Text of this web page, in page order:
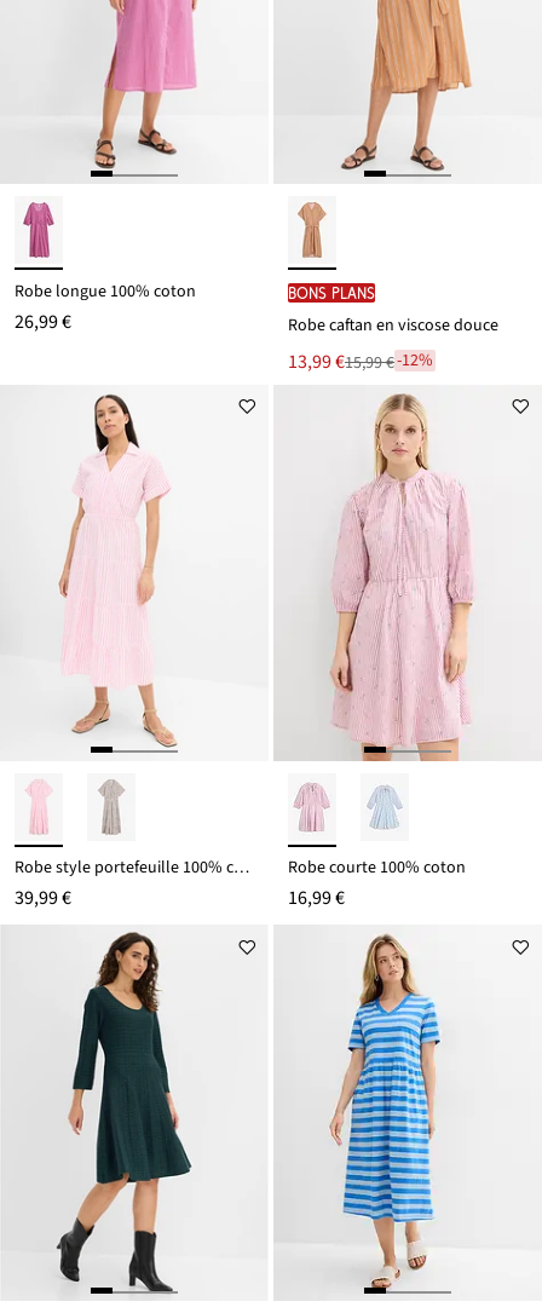
Robe longue 100% coton
26,99 €
BONS PLANS
Robe caftan en viscose douce
Le
nouveau
13,99 €
Remise15,99 €-12%
Robe style portefeuille 100% coton
39,99 €
Robe courte 100% coton
16,99 €